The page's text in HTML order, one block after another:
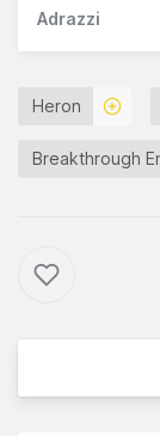
Adrazzi
Heron
Breakthrough